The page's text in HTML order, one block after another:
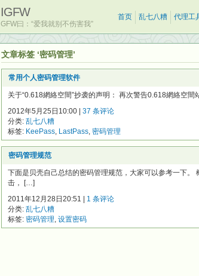
IGFW
GFW曰：“爱我就别不伤害我”
首页 乱七八糟 代理工
文章标签 ‘密码管理’
常用个人密码管理软件
关于“0.618網絡空間”抄袭的声明： 再次警告0.618網絡空
2012年5月25日10:00 | 37 条评论
分类: 乱七八糟
标签: KeePass, LastPass, 密码管理
密码管理规范
下面是贝壳自己总结的密码管理规范，大家可以参考一下
击， […]
2011年12月28日20:51 | 1 条评论
分类: 乱七八糟
标签: 密码管理, 设置密码